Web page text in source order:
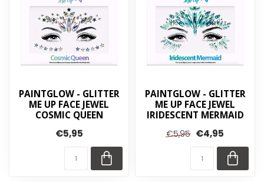
PAINTGLOW - GLITTER
ME UP FACE JEWEL
COSMIC QUEEN
€5,95
PAINTGLOW - GLITTER
ME UP FACE JEWEL
IRIDESCENT MERMAID
€5,95 €4,95